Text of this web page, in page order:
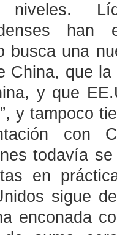
niveles.
han
busca una
China, que
y que
y tampoco
con
todavía
en
sigue
enconada